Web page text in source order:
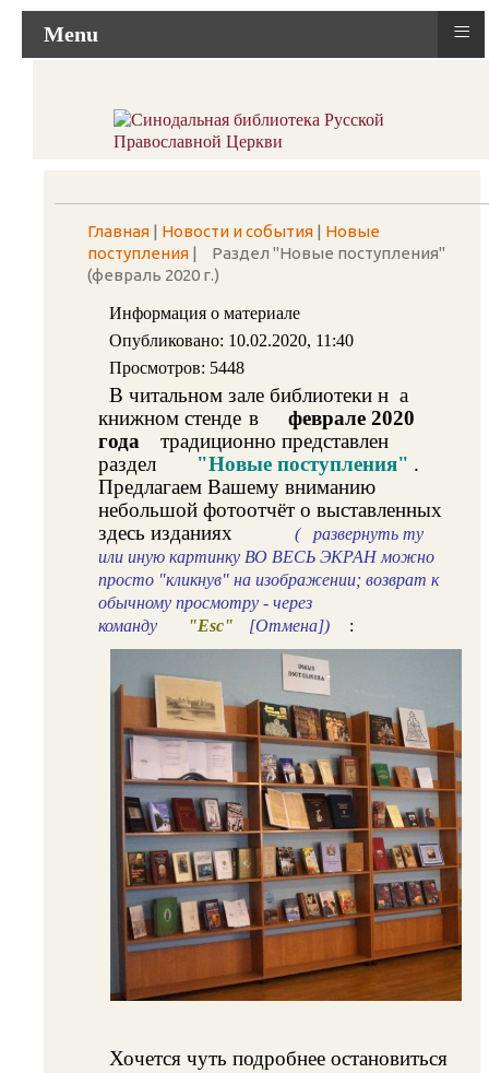
Главная | Новости и события | Новые
поступления |
Раздел "Новые поступления"
(февраль 2020 г.)
Информация о материале
Опубликовано: 10.02.2020, 11:40
Просмотров: 5448
В читальном зале библиотеки н а
книжном стенде в
феврале 2020
года
традиционно представлен
раздел
"Новые поступления" .
Предлагаем Вашему вниманию
небольшой фотоотчёт о выставленных
здесь изданиях
(
развернуть ту
или иную картинку ВО ВЕСЬ ЭКРАН можно
просто "кликнув" на изображении; возврат к
обычному просмотру - через
команду
"Esc" [Отмена]) :
Хочется чуть подробнее остановиться
Menu ≡